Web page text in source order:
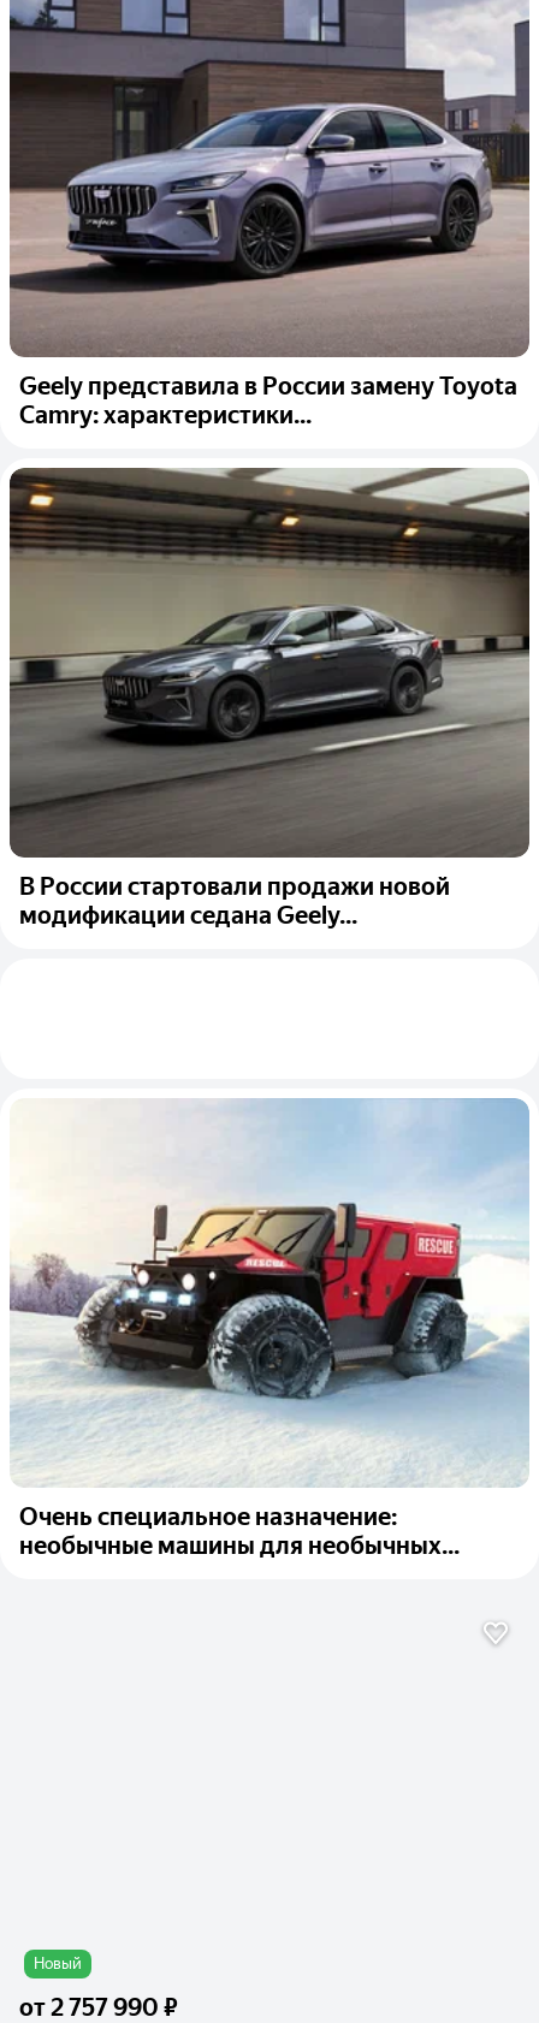
Geely представила в России замену Toyota
Camry: характеристики...
В России стартовали продажи новой
модификации седана Geely...
Очень специальное назначение:
необычные машины для необычных...
Новый
от2 757 990 ₽